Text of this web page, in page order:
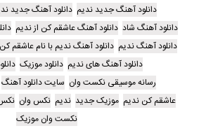
دانلود آهنگ جدید ندیم دانلود آهنگ جدید
دانلود آهنگ شاد دانلود آهنگ عاشقم کن از ندیم
دانلود آهنگ ندیم دانلود آهنگ ندیم با نام عاشقم کن
دانلود آهنگ های ندیم دانلود موزیک
رسانه موسیقی نکست وان سایت دانلود آهنگ
عاشقم کن ندیم موزیک جدید ندیم نکس وان
نکست وان موزیک